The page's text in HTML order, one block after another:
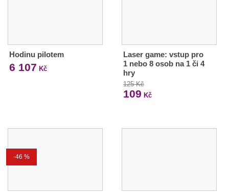
Hodinu pilotem
6 107 Kč
Laser game: vstup pro
1 nebo 8 osob na 1 či 4
hry
125 Kč
109 Kč
-46 %